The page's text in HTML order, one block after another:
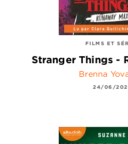
FILMS ET
Stranger Things -
Brenna
24/06/